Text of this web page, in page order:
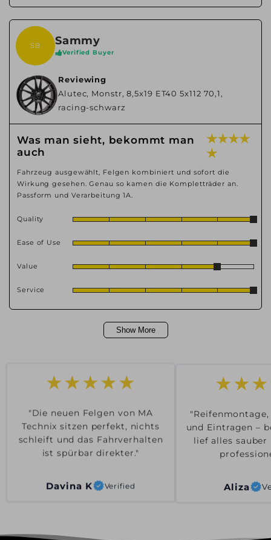
SB Sammy
Verified Buyer
Reviewing
Alutec, Monstr, 8,5x19 ET40 5x112 70,1,
racing-schwarz
Was man sieht, bekommt man
auch
★ ★ ★ ★
★
Fahrzeug ausgewählt, Felgen kombiniert und sofort die
Wirkung gesehen. Genau so kamen die Kompletträder an.
Passform und Verarbeitung 1A.
Quality
Ease of Use
Value
Service
Show More
★★★★★
"Die neuen Felgen von MA
Technix sitzen perfekt, nichts
schleift und das Fahrverhalten
ist spürbar direkter."
Davina K Verified
und Eintragen –
lief alles
Aliza